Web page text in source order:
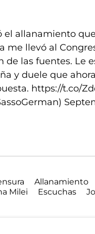
el allanamiento
me llevó al
de las fuentes. Le
y duele que
https://t.co/
Allanamiento
Milei Escuchas